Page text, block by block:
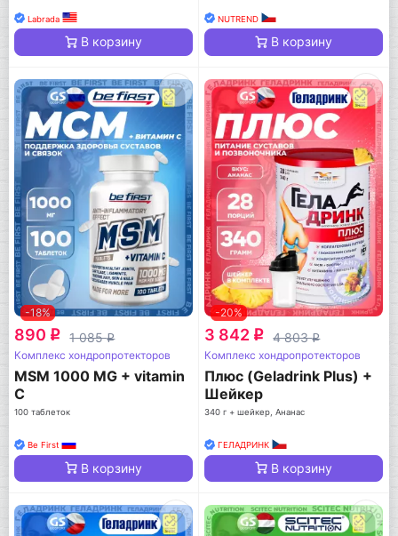
Labrada
В корзину
NUTREND
В корзину
-18%
890 q 1 085q
Комплекс хондропротекторов
MSM 1000 MG + vitamin
C
100 таблеток
Be First
В корзину
-20%
3 842 q 4 803q
Комплекс хондропротекторов
Плюс (Geladrink Plus) +
Шейкер
340 г + шейкер, Ананас
ГЕЛАДРИНК
В корзину